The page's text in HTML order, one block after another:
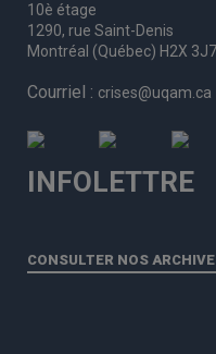
10è étage
1290, rue Saint-Denis
Montréal (Québec) H2X 3J7
Courriel : crises@uqam.ca
INFOLETTRE
CONSULTER NOS